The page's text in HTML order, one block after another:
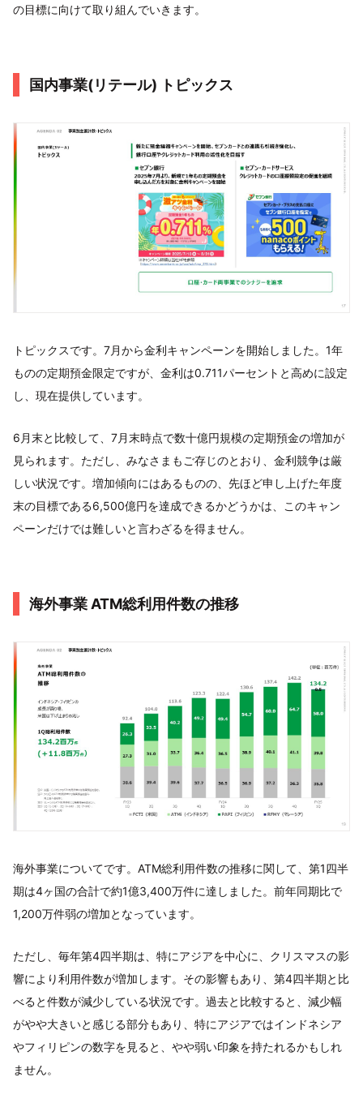
の目標に向けて取り組んでいきます。
国内事業(リテール) トピックス
トピックスです。7月から金利キャンペーンを開始しました。1年
ものの定期預金限定ですが、金利は0.711パーセントと高めに設定
し、現在提供しています。
6月末と比較して、7月末時点で数十億円規模の定期預金の増加が
見られます。ただし、みなさまもご存じのとおり、金利競争は厳
しい状況です。増加傾向にはあるものの、先ほど申し上げた年度
末の目標である6,500億円を達成できるかどうかは、このキャン
ペーンだけでは難しいと言わざるを得ません。
海外事業 ATM総利用件数の推移
海外事業についてです。ATM総利用件数の推移に関して、第1四半
期は4ヶ国の合計で約1億3,400万件に達しました。前年同期比で
1,200万件弱の増加となっています。
ただし、毎年第4四半期は、特にアジアを中心に、クリスマスの影
響により利用件数が増加します。その影響もあり、第4四半期と比
べると件数が減少している状況です。過去と比較すると、減少幅
がやや大きいと感じる部分もあり、特にアジアではインドネシア
やフィリピンの数字を見ると、やや弱い印象を持たれるかもしれ
ません。